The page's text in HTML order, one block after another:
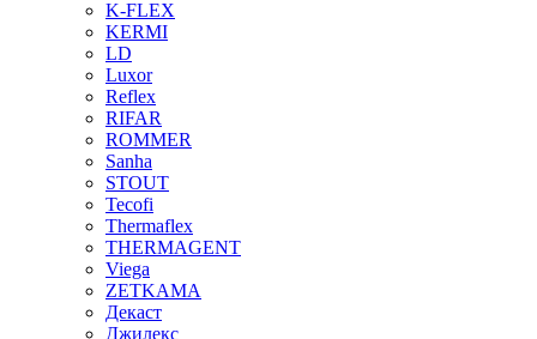
K-FLEX
KERMI
LD
Luxor
Reflex
RIFAR
ROMMER
Sanha
STOUT
Tecofi
Thermaflex
THERMAGENT
Viega
ZETKAMA
Декаст
Джилекс